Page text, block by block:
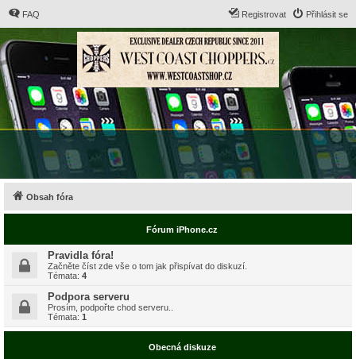
FAQ Přihlásit se
Registrovat
Obsah fóra
Fórum iPhone.cz
Pravidla fóra!
Začněte číst zde vše o tom jak přispívat do diskuzí.
Témata: 4
Podpora serveru
Prosím, podpořte chod serveru..
Témata: 1
Obecná diskuze